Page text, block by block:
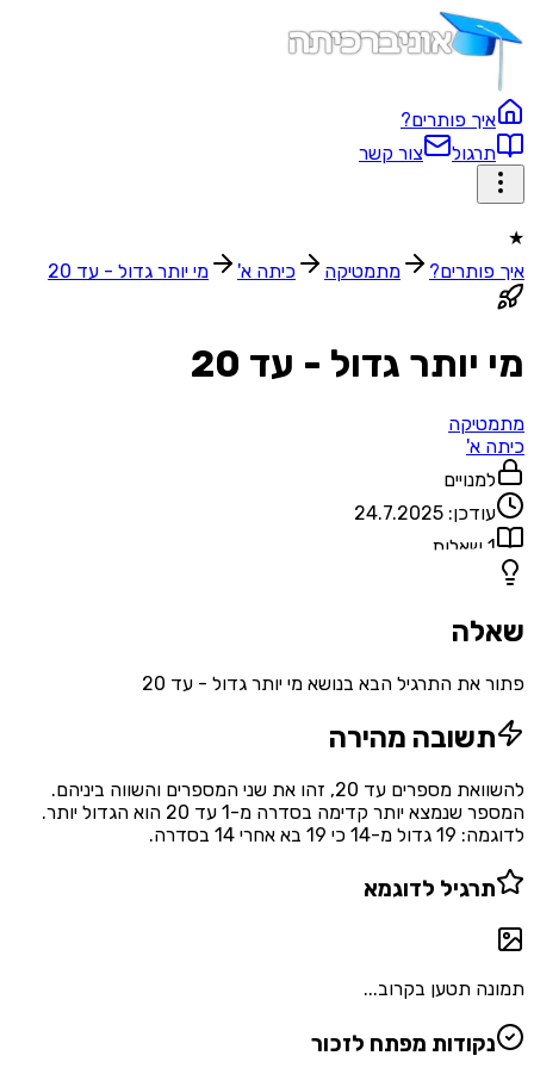
איך פותרים?
תרגול
צור קשר
★
איך פותרים?
מתמטיקה כיתה א' מי יותר גדול - עד 20
מי יותר גדול - עד 20
מתמטיקה
כיתה א'
למנויים
עודכן: 24.7.2025
1 שאלות
שאלה
פתור את התרגיל הבא בנושא מי יותר גדול - עד 20
תשובה מהירה
להשוואת מספרים עד 20, זהו את שני המספרים והשווה ביניהם.
המספר שנמצא יותר קדימה בסדרה מ-1 עד 20 הוא הגדול יותר.
לדוגמה: 19 גדול מ-14 כי 19 בא אחרי 14 בסדרה.
תרגיל לדוגמא
תמונה תטען בקרוב...
נקודות מפתח לזכור